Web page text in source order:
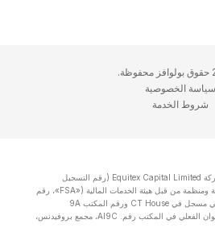
سياسة الخصوصية
شروط الخدمة
Bullwaves هو الاسم التجاري لشركة Equitex Capital Limited (رقم التسجيل
8434948-1)، وهي شركة مرخصة ومنظمة من قبل هيئة الخدمات المالية («FSA»، رقم
الترخيص. SD185) مع عنوان قانوني مسجل في CT House ورقم المكتب 9A
وبروفيدانس وماهي وسيشيل والعنوان الفعلي في المكتب رقم. Al9C، مجمع بروفيدنس،